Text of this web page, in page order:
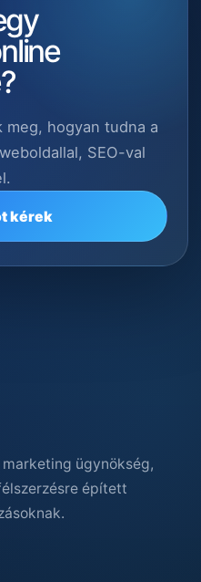
meg, hogyan tudna a
SEO-val
kérek
ügynökség,
épített